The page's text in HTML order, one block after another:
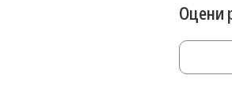
Оцени